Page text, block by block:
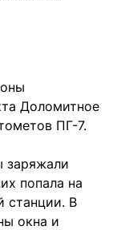
Доломитное
ПГ-7.
заряжали
попала на
станции. В
окна и